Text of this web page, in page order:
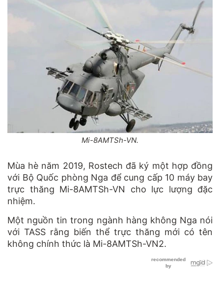
Mi-8AMTSh-VN.
Mùa hè năm 2019, Rostech đã ký một hợp đồng
với Bộ Quốc phòng Nga để cung cấp 10 máy bay
trực thăng Mi-8AMTSh-VN cho lực lượng đặc
nhiệm.
Một nguồn tin trong ngành hàng không Nga nói
với TASS rằng biến thể trực thăng mới có tên
không chính thức là Mi-8AMTSh-VN2.